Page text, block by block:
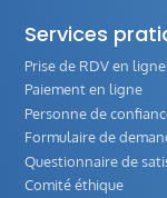
Services
Prise de RDV en ligne
Paiement en ligne
Personne de
Formulaire de
Questionnaire de
Comité éthique